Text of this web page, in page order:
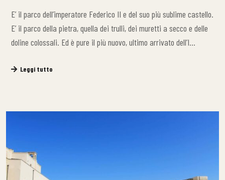
E’ il parco dell’imperatore Federico II e del suo più sublime castello.
E’ il parco della pietra, quella dei trulli, dei muretti a secco e delle
doline colossali. Ed è pure il più nuovo, ultimo arrivato dell’I…
Leggi tutto